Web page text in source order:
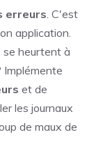
erreurs . C'est
application.
se heurtent à
Implémente
et de
les journaux
de maux de